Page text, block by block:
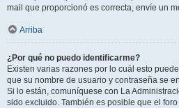
mail que proporcionó es correcta, envíe un
Arriba
¿Por qué no puedo identificarme?
Existen varias razones por lo cuál esto
que su nombre de usuario y contraseña se
Si lo están, comuníquese con La
sido excluido. También es posible que el